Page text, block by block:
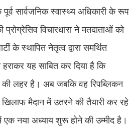
सार्वजनिक स्वास्थ्य अधिकारी के रूप
विचारधारा ने मतदाताओं को
के स्थापित नेतृत्व द्वारा समर्थित
हराकर यह साबित कर दिया है कि
लहर है। अब जबकि वह रिपब्लिकन
खिलाफ मैदान में उतरने की तैयारी कर रहे
एक नया अध्याय शुरू होने की उम्मीद है।